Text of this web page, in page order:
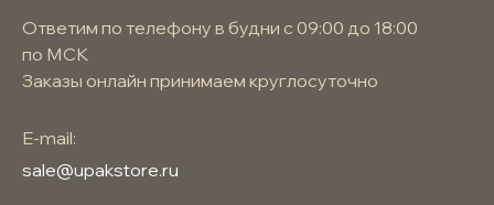
Ответим по телефону в будни с 09:00 до 18:00
по МСК
Заказы онлайн принимаем круглосуточно
E-mail:
sale@upakstore.ru